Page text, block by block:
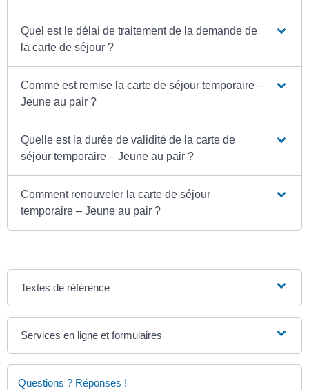
Quel est le délai de traitement de la demande de
la carte de séjour ?
Comme est remise la carte de séjour temporaire –
Jeune au pair ?
Quelle est la durée de validité de la carte de
séjour temporaire – Jeune au pair ?
Comment renouveler la carte de séjour
temporaire – Jeune au pair ?
Textes de référence
Services en ligne et formulaires
Questions ? Réponses !